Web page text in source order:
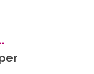
bevia
Adela,
tan